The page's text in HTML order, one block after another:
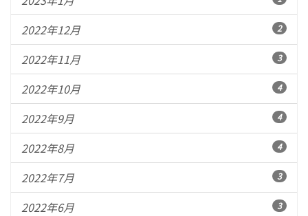
2022年12月 2
2022年11月 3
2022年10月 4
2022年9月 4
2022年8月 4
2022年7月 3
2022年6月 3